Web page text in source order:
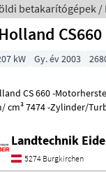
betakarítógépek /
CS660
kW Gy. év 2003
CS 660 -
7474 -Zylinder/Turbo/
Landtechnik
5274 Burgkirchen